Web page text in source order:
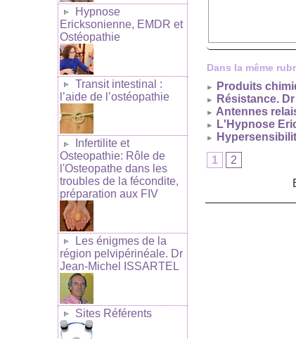
Hypnose
Ericksonienne, EMDR et
Ostéopathie
Transit intestinal :
l’aide de l’ostéopathie
Infertilite et
Osteopathie: Rôle de
l'Osteopathe dans les
troubles de la fécondite,
préparation aux FIV
Les énigmes de la
région pelvipérinéale. Dr
Jean-Michel ISSARTEL
Sites Référents
Dans la même
Produits
Résistance.
Antennes
L'Hypnose
1
2